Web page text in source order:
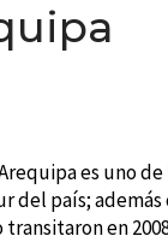
es uno
del país;
en